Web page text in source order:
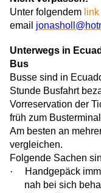
Unter folgendem link
email
Unterwegs in
Bus
Busse sind in
Stunde Busfahrt
Vorreservation der
früh zum
Am besten an
vergleichen.
Folgende Sachen
·
Handgepäck
nah bei sich